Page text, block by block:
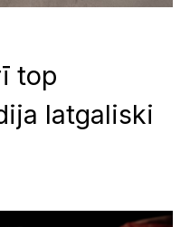
top
latgaliski